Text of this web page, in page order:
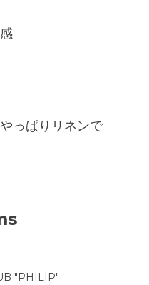
っぱりリネンで
"PHILIP"